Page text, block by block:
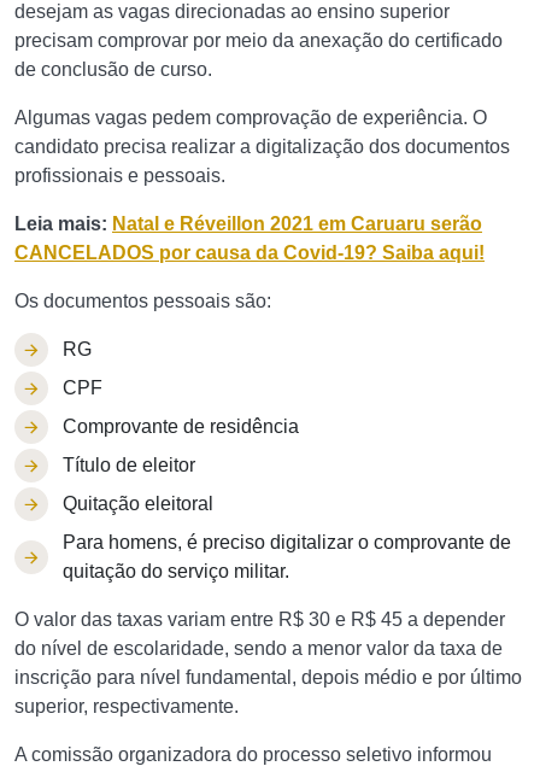
desejam as vagas direcionadas ao ensino superior
precisam comprovar por meio da anexação do certificado
de conclusão de curso.
Algumas vagas pedem comprovação de experiência. O
candidato precisa realizar a digitalização dos documentos
profissionais e pessoais.
Leia mais: Natal e Réveillon 2021 em Caruaru serão
CANCELADOS por causa da Covid-19? Saiba aqui!
Os documentos pessoais são:
RG
CPF
Comprovante de residência
Título de eleitor
Quitação eleitoral
Para homens, é preciso digitalizar o comprovante de
quitação do serviço militar.
O valor das taxas variam entre R$ 30 e R$ 45 a depender
do nível de escolaridade, sendo a menor valor da taxa de
inscrição para nível fundamental, depois médio e por último
superior, respectivamente.
A comissão organizadora do processo seletivo informou